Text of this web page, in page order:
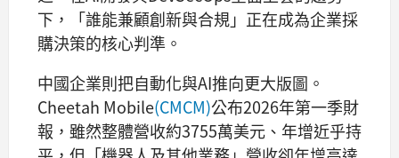
下，「誰能兼顧創新與合規」正在成為企業採
購決策的核心判準。
中國企業則把自動化與AI推向更大版圖。
Cheetah Mobile(CMCM)公布2026年第一季財
報，雖然整體營收約3755萬美元、年增近乎持